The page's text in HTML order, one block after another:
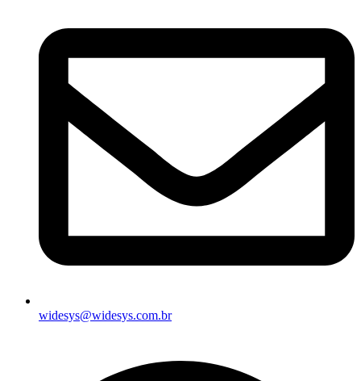
widesys@widesys.com.br